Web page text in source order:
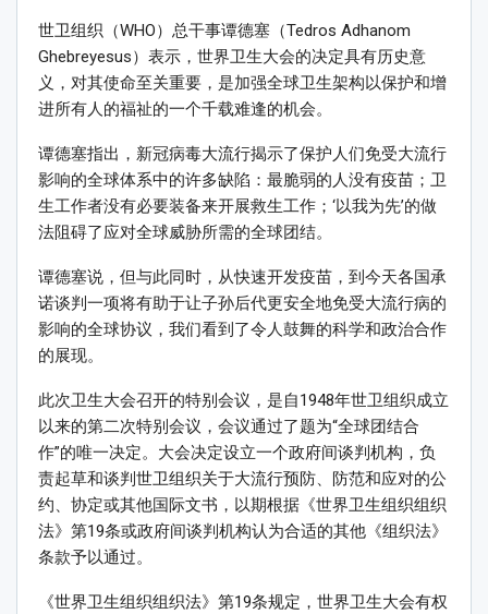
世卫组织（WHO）总干事谭德塞（Tedros Adhanom
Ghebreyesus）表示，世界卫生大会的决定具有历史意
义，对其使命至关重要，是加强全球卫生架构以保护和增
进所有人的福祉的一个千载难逢的机会。
谭德塞指出， 新冠病毒大流行揭示了保护人们免受大流行
影响的全球体系中的许多缺陷：最脆弱的人没有疫苗；卫
生工作者没有必要装备来开展救生工作； ‘以我为先’的做
法阻碍了应对全球威胁所需的全球团结。
谭德塞说， 但与此同时，从快速开发疫苗，到今天各国承
诺谈判一项将有助于让子孙后代更安全地免受大流行病的
影响的全球协议，我们看到了令人鼓舞的科学和政治合作
的展现。
此次卫生大会召开的特别会议，是自1948年世卫组织成立
以来的第二次特别会议，会议通过了题为“全球团结合
作”的唯一决定。大会决定设立一个政府间谈判机构，负
责起草和谈判世卫组织关于大流行预防、防范和应对的公
约、协定或其他国际文书，以期根据《世界卫生组织组织
法》第19条或政府间谈判机构认为合适的其他《组织法》
条款予以通过。
《世界卫生组织组织法》第19条规定，世界卫生大会有权